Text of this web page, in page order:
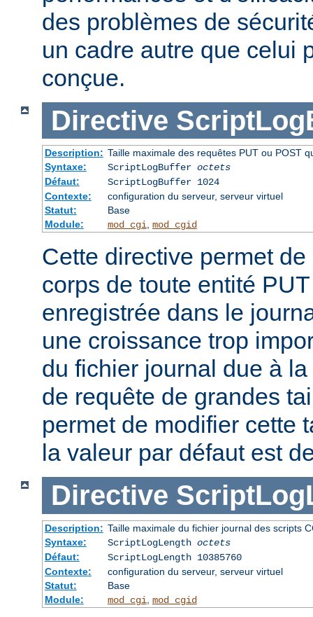
des problèmes de
un cadre autre que celui
conçue.
Directive
Description: Taille maximale des requêtes PUT ou POST
Syntaxe:
ScriptLogBuffer octets
Défaut:
ScriptLogBuffer 1024
Contexte:
configuration du serveur, serveur virtuel
Statut:
Base
Module:
mod_cgi, mod_cgid
Cette directive permet
corps de toute entité
enregistrée dans le
une croissance trop
du fichier journal due à
de requête de grandes
permet de modifier cette
la valeur par défaut est
Directive
Description: Taille maximale du fichier journal des scripts
Syntaxe:
ScriptLogLength octets
Défaut:
ScriptLogLength 10385760
Contexte:
configuration du serveur, serveur virtuel
Statut:
Base
Module:
mod_cgi mod_cgid